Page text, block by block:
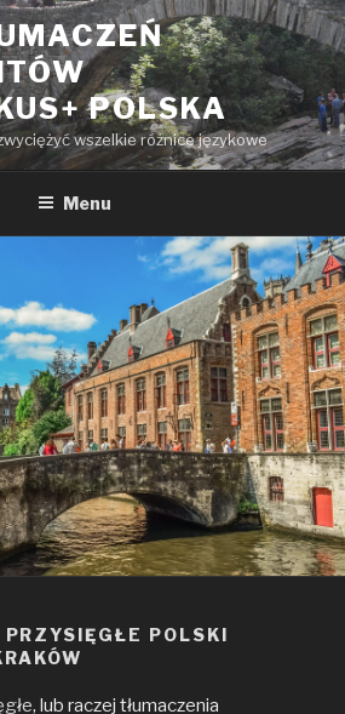
POLSKA
wszelkie różnice językowe
Menu
POLSKI
, lub raczej tłumaczenia